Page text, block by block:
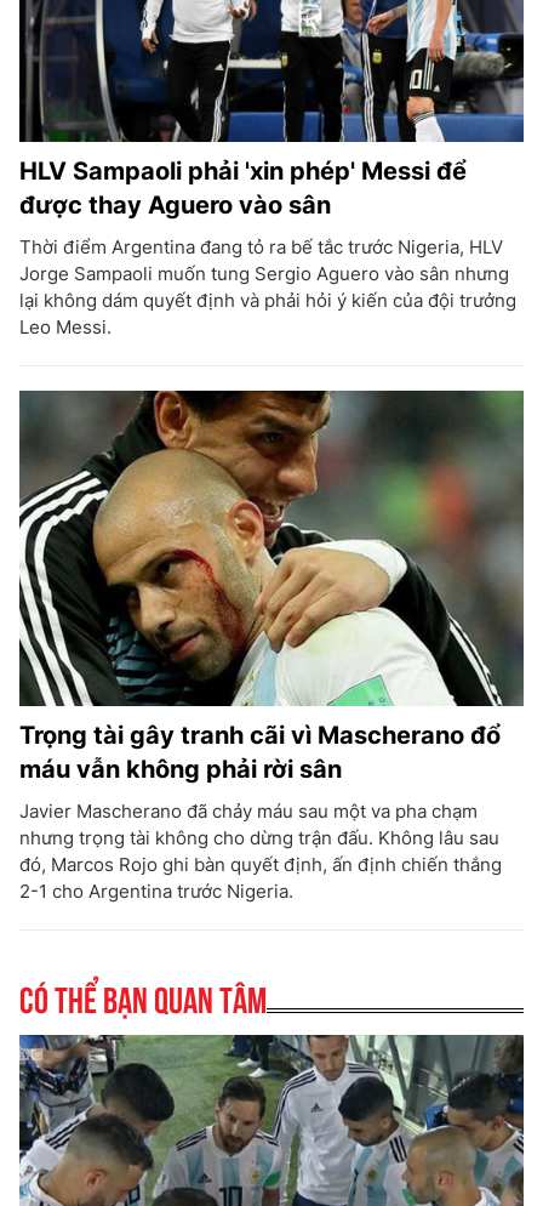
HLV Sampaoli phải 'xin phép' Messi để
được thay Aguero vào sân
Thời điểm Argentina đang tỏ ra bế tắc trước Nigeria, HLV
Jorge Sampaoli muốn tung Sergio Aguero vào sân nhưng
lại không dám quyết định và phải hỏi ý kiến của đội trưởng
Leo Messi.
Trọng tài gây tranh cãi vì Mascherano đổ
máu vẫn không phải rời sân
Javier Mascherano đã chảy máu sau một va pha chạm
nhưng trọng tài không cho dừng trận đấu. Không lâu sau
đó, Marcos Rojo ghi bàn quyết định, ấn định chiến thắng
2-1 cho Argentina trước Nigeria.
Có thể bạn quan tâm